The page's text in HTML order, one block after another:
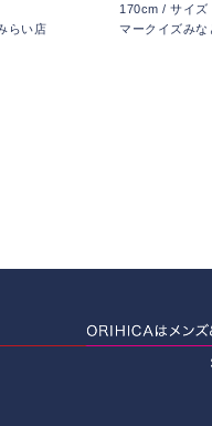
らい店
170cm / サイズ
マークイズみな